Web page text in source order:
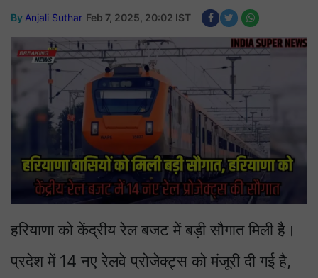
By Anjali Suthar Feb 7, 2025, 20:02 IST
हरियाणा को केंद्रीय रेल बजट में बड़ी सौगात मिली है।
प्रदेश में 14 नए रेलवे प्रोजेक्ट्स को मंजूरी दी गई है,